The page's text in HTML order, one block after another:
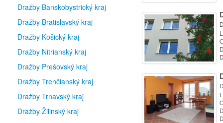
Dražby Banskobystrický kraj
Dražby Bratislavský kraj
Dražby Košický kraj
Dražby Nitrianský kraj
Dražby Prešovský kraj
Dražby Trenčianský kraj
Dražby Trnavský kraj
Dražby Žilinský kraj